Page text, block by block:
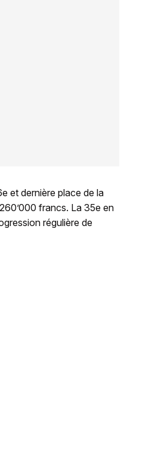
et dernière place de la
francs. La 35e en
régulière de